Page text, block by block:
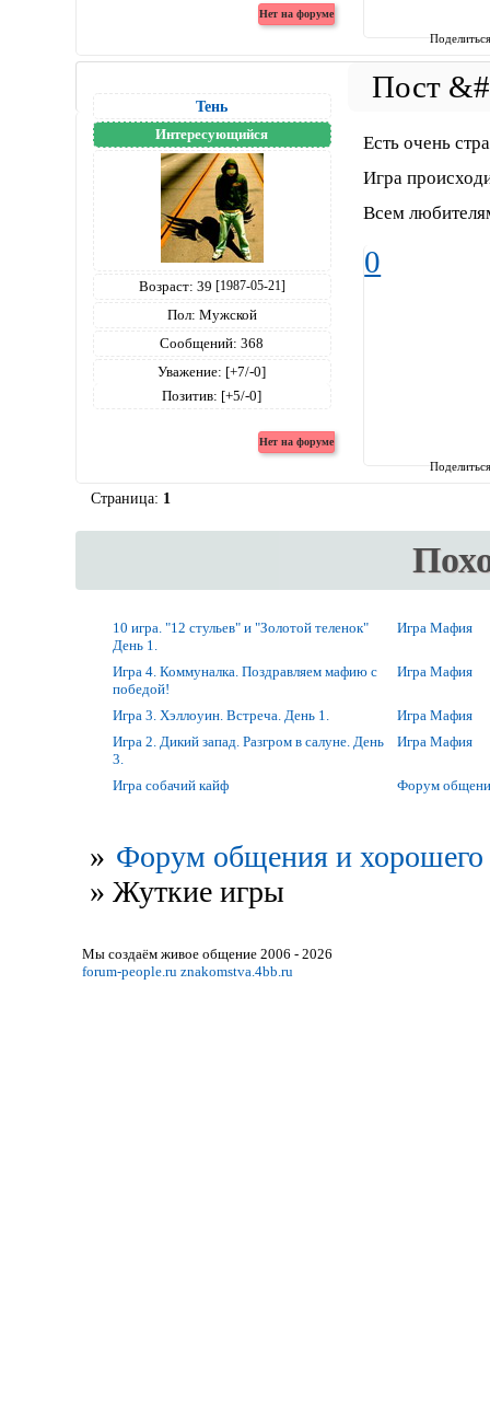
Тень
Интересующийся
Возраст: 39 [1987-05-21]
Пол: Мужской
Сообщений: 368
Уважение: [+7/-0]
Позитив: [+5/-0]
Есть очень
Игра
Всем
0
Страница: 1
10 игра. "12 стульев" и "Золотой теленок"
День 1.
Игра Мафия
Игра 4. Коммуналка. Поздравляем мафию с
победой!
Игра Мафия
Игра 3. Хэллоуин. Встреча. День 1.
Игра Мафия
Игра 2. Дикий запад. Разгром в салуне. День
3.
Игра Мафия
Игра собачий кайф Форум
» Форум общения и хорошего
» Жуткие игры
Мы создаём живое общение 2006 - 2026
forum-people.ru znakomstva.4bb.ru